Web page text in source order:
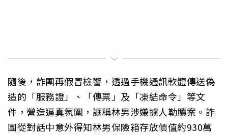
隨後，詐團再假冒檢警，透過手機通訊軟體傳送偽
造的「服務證」、「傳票」及「凍結命令」等文
件，營造逼真氛圍，誆稱林男涉嫌擄人勒贖案。詐
團從對話中意外得知林男保險箱存放價值約930萬